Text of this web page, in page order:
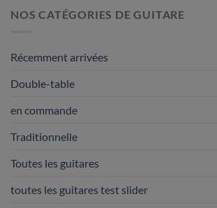
NOS CATÉGORIES DE GUITARE
Récemment arrivées
Double-table
en commande
Traditionnelle
Toutes les guitares
toutes les guitares test slider